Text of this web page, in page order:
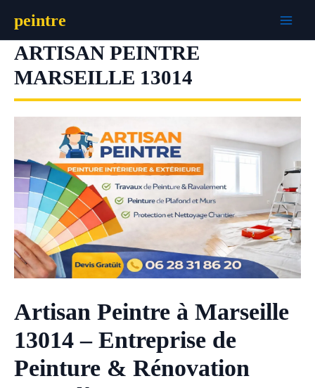
contenu
peintre
ARTISAN PEINTRE
MARSEILLE 13014
Artisan Peintre à Marseille
13014 – Entreprise de
Peinture & Rénovation